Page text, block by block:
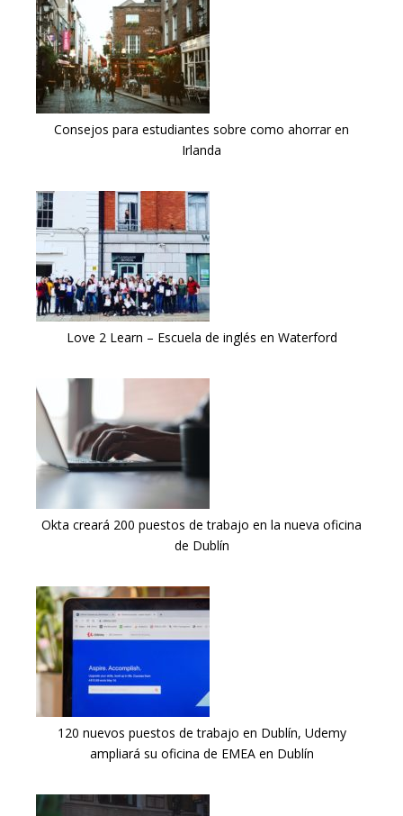
Consejos para estudiantes sobre como ahorrar en
Irlanda
Love 2 Learn – Escuela de inglés en Waterford
Okta creará 200 puestos de trabajo en la nueva oficina
de Dublín
120 nuevos puestos de trabajo en Dublín, Udemy
ampliará su oficina de EMEA en Dublín